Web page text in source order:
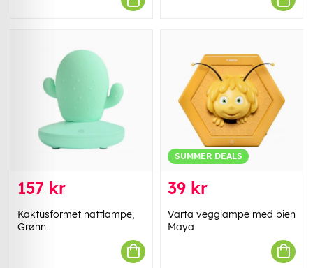
157 kr
Kaktusformet nattlampe,
Grønn
SUMMER DEALS
39 kr
Varta vegglampe med bien
Maya